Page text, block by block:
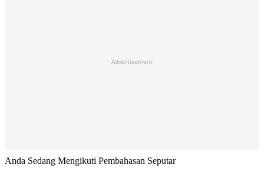
Advertisement
Anda Sedang Mengikuti Pembahasan Seputar